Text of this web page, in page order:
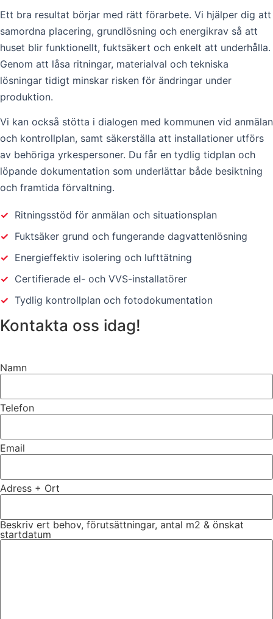
Ett bra resultat börjar med rätt förarbete. Vi hjälper dig att
samordna placering, grundlösning och energikrav så att
huset blir funktionellt, fuktsäkert och enkelt att underhålla.
Genom att låsa ritningar, materialval och tekniska
lösningar tidigt minskar risken för ändringar under
produktion.
Vi kan också stötta i dialogen med kommunen vid anmälan
och kontrollplan, samt säkerställa att installationer utförs
av behöriga yrkespersoner. Du får en tydlig tidplan och
löpande dokumentation som underlättar både besiktning
och framtida förvaltning.
✓ Ritningsstöd för anmälan och situationsplan
✓ Fuktsäker grund och fungerande dagvattenlösning
✓ Energieffektiv isolering och lufttätning
✓ Certifierade el- och VVS-installatörer
✓ Tydlig kontrollplan och fotodokumentation
Kontakta oss idag!
Namn
Telefon
Email
Adress + Ort
Beskriv ert behov, förutsättningar, antal m2 & önskat
startdatum